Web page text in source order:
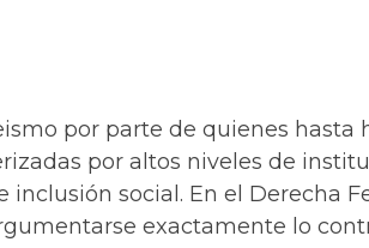
por parte de quienes hasta
por altos niveles de
social. En el Derecha
exactamente lo